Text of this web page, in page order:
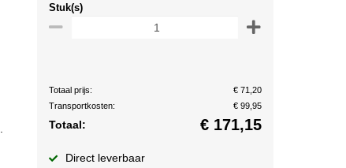
Stuk(s)
Totaal prijs:
€ 71,20
Transportkosten:
€ 99,95
Totaal: € 171,15
Direct leverbaar